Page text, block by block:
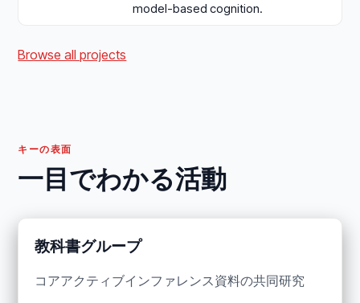
model-based cognition.
Browse all projects
キーの表面
一目でわかる活動
教科書グループ
コアアクティブインファレンス資料の共同研究